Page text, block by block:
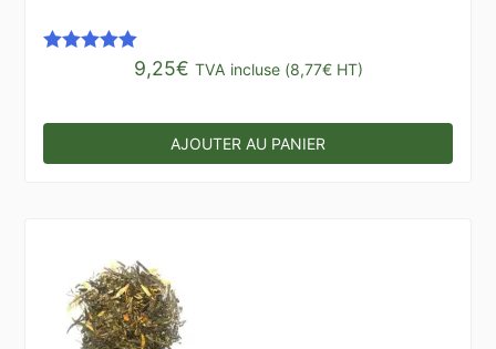
9,25€ TVA incluse (8,77€HT)
AJOUTER AU PANIER